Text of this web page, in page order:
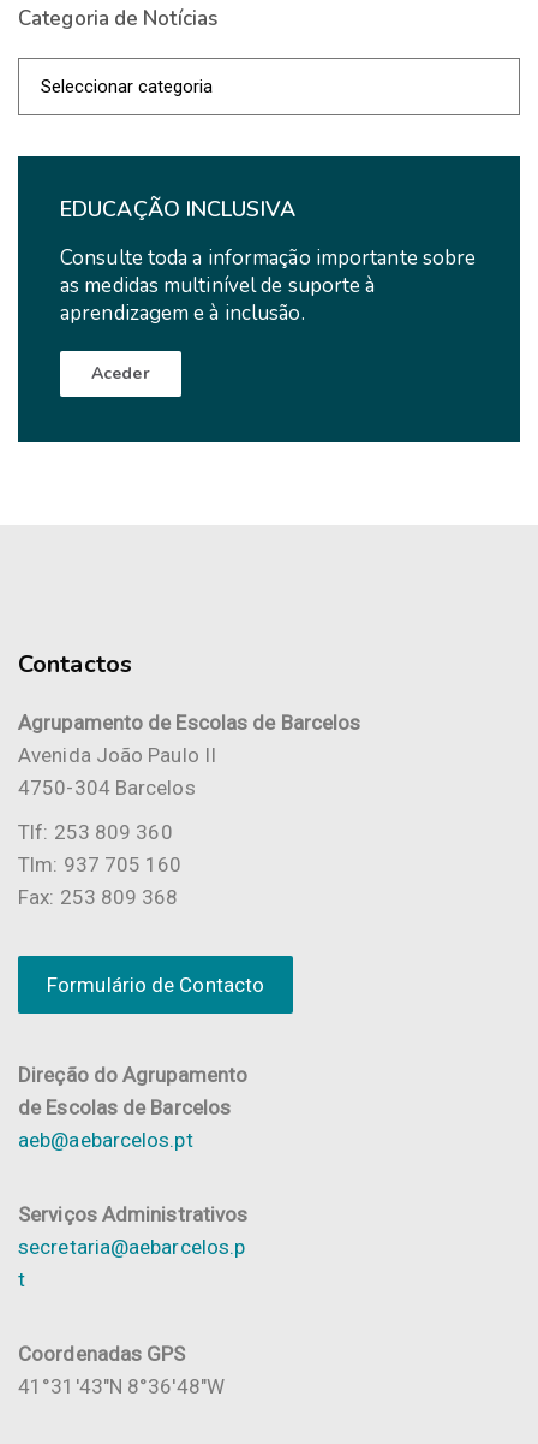
Categoria de Notícias
EDUCAÇÃO INCLUSIVA
Consulte toda a informação importante sobre
as medidas multinível de suporte à
aprendizagem e à inclusão.
Aceder
Contactos
Agrupamento de Escolas de Barcelos
Avenida João Paulo II
4750-304 Barcelos
Tlf: 253 809 360
Tlm: 937 705 160
Fax: 253 809 368
Formulário de Contacto
Direção do Agrupamento
de Escolas de Barcelos
aeb@aebarcelos.pt
Serviços Administrativos
secretaria@aebarcelos.p
t
Coordenadas GPS
41°31'43"N 8°36'48"W